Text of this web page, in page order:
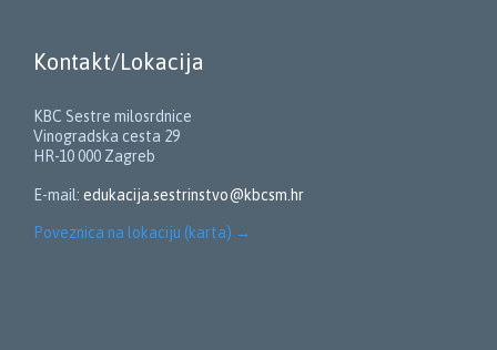
Kontakt/Lokacija
KBC Sestre milosrdnice
Vinogradska cesta 29
HR-10 000 Zagreb
E-mail: edukacija.sestrinstvo@kbcsm.hr
Poveznica na lokaciju (karta) →